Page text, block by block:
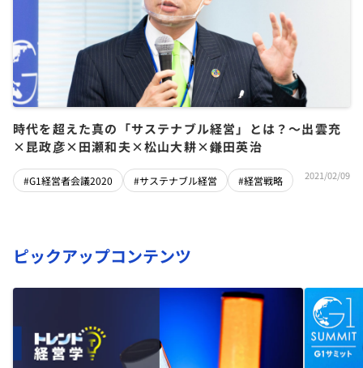
時代を超えた真の「サステナブル経営」とは？～出雲充
×昆政彦×田瀬和夫×松山大耕×鎌田英治
#G1経営者会議2020 #サステナブル経営 #経営戦略 2021/02/09
ピックアップコンテンツ